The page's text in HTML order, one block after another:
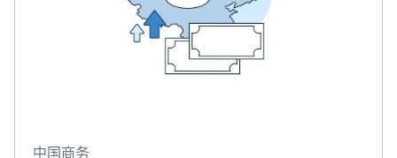
中国商务